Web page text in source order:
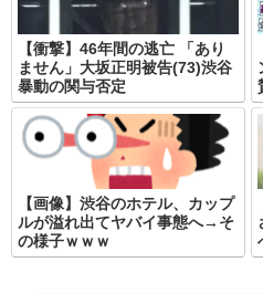
【衝撃】46年間の逃亡 「あり
ません」大坂正明被告(73)渋谷
暴動の関与否定
【画像】渋谷のホテル、カップ
ルが溢れ出てヤバイ事態へ→そ
の様子ｗｗｗ